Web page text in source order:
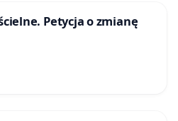
Petycja o zmianę